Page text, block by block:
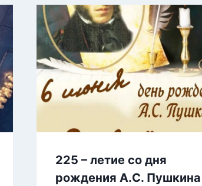
225 – летие со дня
рождения А.С. Пушкина